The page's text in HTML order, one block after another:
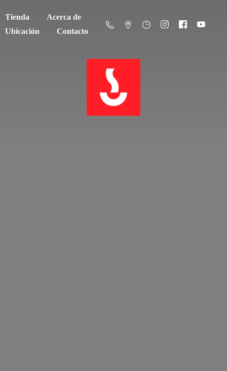
Tienda
Acerca de
Ubicación
Contacto